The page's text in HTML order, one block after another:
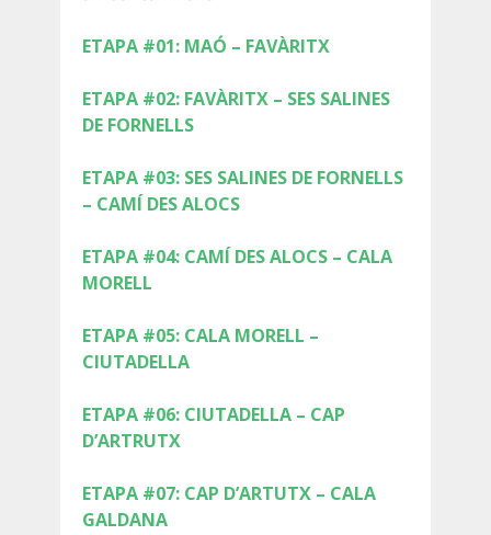
SERVEI D’ASSISTÈNCIA
ENVIA UN INTENT
EXTRES
REGLAMENT
ETAPA #01: MAÓ – FAVÀRITX
ETAPA #02: FAVÀRITX – SES SALINES
DE FORNELLS
ETAPA #03: SES SALINES DE FORNELLS
– CAMÍ DES ALOCS
ETAPA #04: CAMÍ DES ALOCS – CALA
MORELL
ETAPA #05: CALA MORELL –
CIUTADELLA
ETAPA #06: CIUTADELLA – CAP
D’ARTRUTX
ETAPA #07: CAP D’ARTUTX – CALA
GALDANA